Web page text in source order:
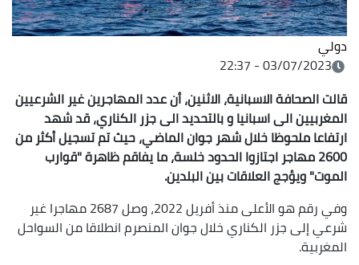
دولي
03/07/2023 - 22:37
قالت الصحافة الاسبانية، الاثنين، أن عدد المهاجرين غير الشرعيين
المغربيين الى اسبانيا و بالتحديد الى جزر الكناري، قد شهد
ارتفاعا ملحوظا خلال شهر جوان الماضي، حيث تم تسجيل أكثر من
2600 مهاجر اجتازوا الحدود خلسة، ما يفاقم ظاهرة "قوارب
الموت" ويؤجج العلاقات بين البلدين.
وفي رقم هو الأعلى منذ أفريل 2022، وصل 2687 مهاجرا غير
شرعي إلى جزر الكناري خلال جوان المنصرم انطلاقا من السواحل
المغربية.